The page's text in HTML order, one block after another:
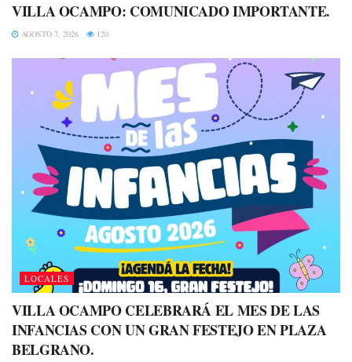
VILLA OCAMPO: COMUNICADO IMPORTANTE.
AGOSTO 7, 2026 120
LOCALES
VILLA OCAMPO CELEBRARÁ EL MES DE LAS
INFANCIAS CON UN GRAN FESTEJO EN PLAZA
BELGRANO.